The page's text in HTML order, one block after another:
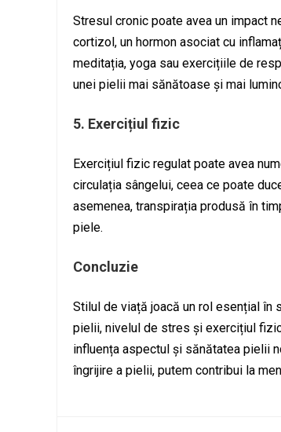
Stresul cronic poate avea un impact
cortizol, un hormon asociat cu
meditația, yoga sau exercițiile de
unei pielii mai sănătoase și mai
5. Exercițiul fizic
Exercițiul fizic regulat poate avea
circulația sângelui, ceea ce poate
asemenea, transpirația produsă în
piele.
Concluzie
Stilul de viață joacă un rol esențial în
pielii, nivelul de stres și exercițiul
influența aspectul și sănătatea pielii
îngrijire a pielii, putem contribui la